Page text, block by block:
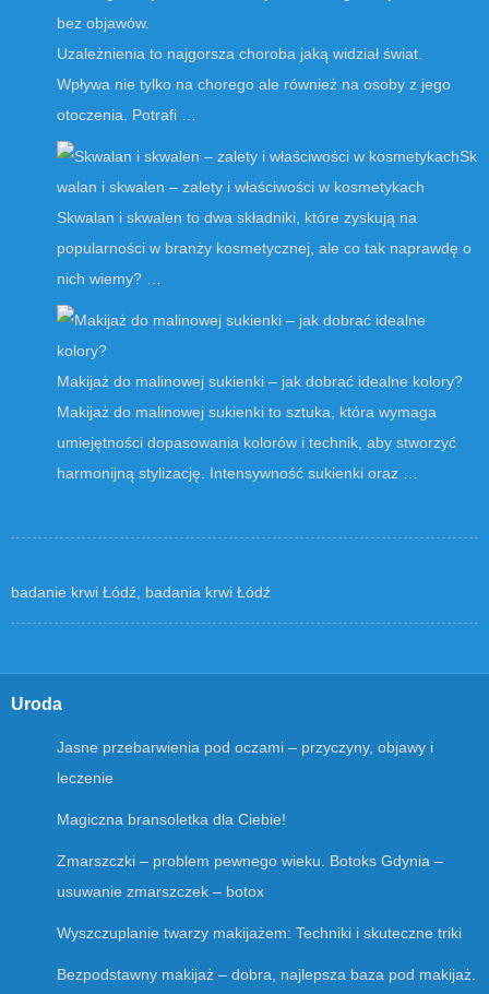
bez objawów.
Uzależnienia to najgorsza choroba jaką widział świat.
Wpływa nie tylko na chorego ale również na osoby z jego
otoczenia. Potrafi …
Sk
walan i skwalen – zalety i właściwości w kosmetykach
Skwalan i skwalen to dwa składniki, które zyskują na
popularności w branży kosmetycznej, ale co tak naprawdę o
nich wiemy? …
Makijaż do malinowej sukienki – jak dobrać idealne kolory?
Makijaż do malinowej sukienki to sztuka, która wymaga
umiejętności dopasowania kolorów i technik, aby stworzyć
harmonijną stylizację. Intensywność sukienki oraz …
badanie krwi Łódź, badania krwi Łódź
Uroda
Jasne przebarwienia pod oczami – przyczyny, objawy i
leczenie
Magiczna bransoletka dla Ciebie!
Zmarszczki – problem pewnego wieku. Botoks Gdynia –
usuwanie zmarszczek – botox
Wyszczuplanie twarzy makijażem: Techniki i skuteczne triki
Bezpodstawny makijaż – dobra, najlepsza baza pod makijaż.